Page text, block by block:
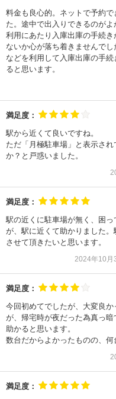
料金も良心的。ネットで予約
た。途中で出入りできるのがよ
利用にあたり入庫出庫の手続
ないか心が落ち着きませんで
などを利用して入庫出庫の手
ると思います。
満足度：
駅から近くて良いですね。
ただ「月極駐車場」と表示さ
か？と戸惑いました。
満足度：
駅の近くに駐車場が無く、困
が、駅に近くて助かりました
させて頂きたいと思います。
2024年10月
満足度：
今回初めてでしたが、大変良か
が、帰宅時が夜だった為真っ
助かると思います。
数台だからよかったものの、何
満足度：